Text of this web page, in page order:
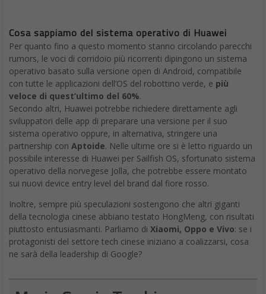
Cosa sappiamo del sistema operativo di Huawei
Per quanto fino a questo momento stanno circolando parecchi
rumors, le voci di corridoio più ricorrenti dipingono un sistema
operativo basato sulla versione open di Android, compatibile
con tutte le applicazioni dell’OS del robottino verde, e più
veloce di quest’ultimo del 60%.
Secondo altri, Huawei potrebbe richiedere direttamente agli
sviluppatori delle app di preparare una versione per il suo
sistema operativo oppure, in alternativa, stringere una
partnership con Aptoide. Nelle ultime ore si è letto riguardo un
possibile interesse di Huawei per Sailfish OS, sfortunato sistema
operativo della norvegese Jolla, che potrebbe essere montato
sui nuovi device entry level del brand dal fiore rosso.
Inoltre, sempre più speculazioni sostengono che altri giganti
della tecnologia cinese abbiano testato HongMeng, con risultati
piuttosto entusiasmanti. Parliamo di Xiaomi, Oppo e Vivo: se i
protagonisti del settore tech cinese iniziano a coalizzarsi, cosa
ne sarà della leadership di Google?